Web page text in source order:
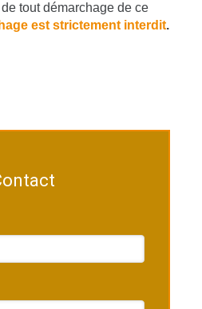
tout démarchage de ce
est strictement interdit.